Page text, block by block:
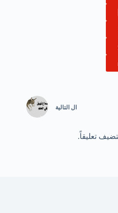
ال التالية
تعليقاً.